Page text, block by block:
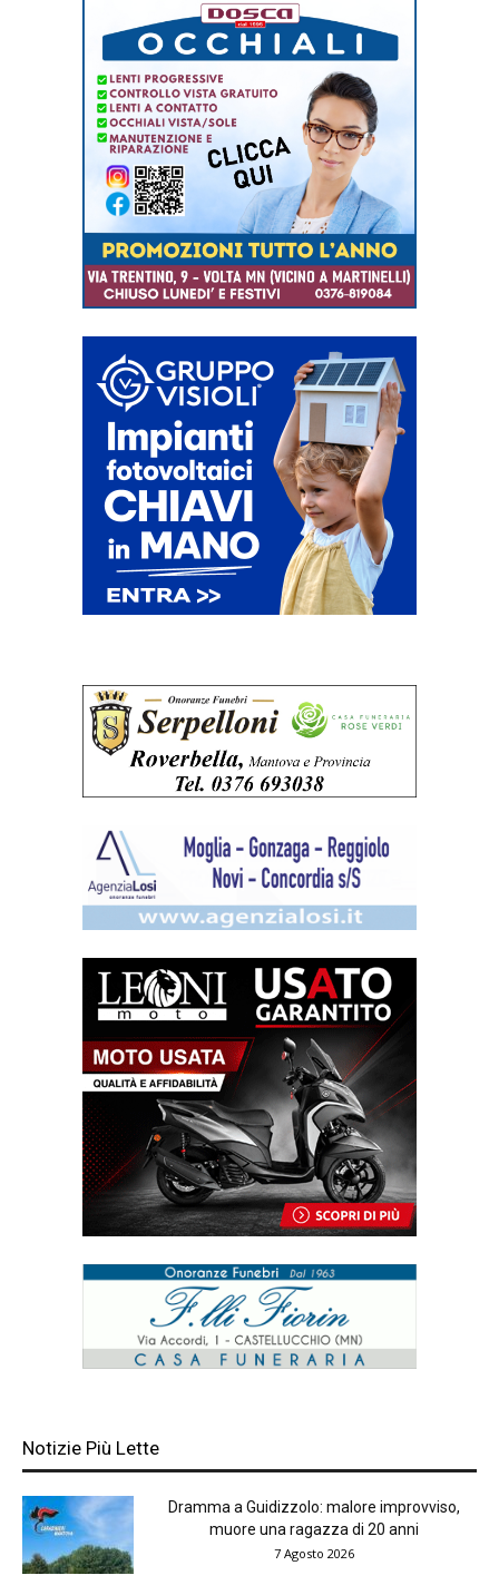
Notizie Più Lette
Dramma a Guidizzolo: malore improvviso,
muore una ragazza di 20 anni
7 Agosto 2026